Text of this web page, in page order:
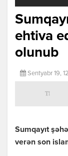
ehtiva
olunub
Sentyabr 19,
Sumqayıt
verən son